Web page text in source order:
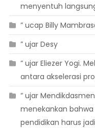
menyentuh
” ucap Billy
” ujar Desy
” ujar Eliezer Yogi.
antara akselerasi
” ujar
menekankan
pendidikan harus